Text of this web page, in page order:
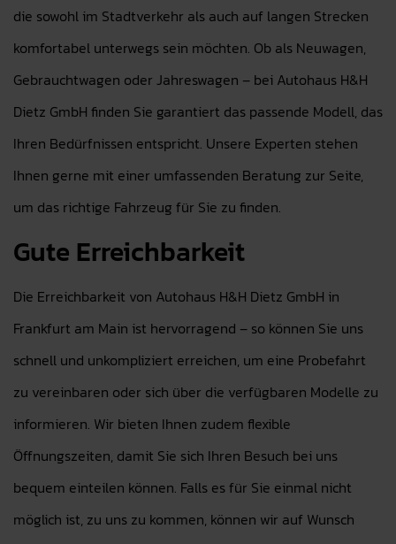
die sowohl im Stadtverkehr als auch auf langen Strecken
komfortabel unterwegs sein möchten. Ob als Neuwagen,
Gebrauchtwagen oder Jahreswagen – bei Autohaus H&H
Dietz GmbH finden Sie garantiert das passende Modell, das
Ihren Bedürfnissen entspricht. Unsere Experten stehen
Ihnen gerne mit einer umfassenden Beratung zur Seite,
um das richtige Fahrzeug für Sie zu finden.
Gute Erreichbarkeit
Die Erreichbarkeit von Autohaus H&H Dietz GmbH in
Frankfurt am Main ist hervorragend – so können Sie uns
schnell und unkompliziert erreichen, um eine Probefahrt
zu vereinbaren oder sich über die verfügbaren Modelle zu
informieren. Wir bieten Ihnen zudem flexible
Öffnungszeiten, damit Sie sich Ihren Besuch bei uns
bequem einteilen können. Falls es für Sie einmal nicht
möglich ist, zu uns zu kommen, können wir auf Wunsch